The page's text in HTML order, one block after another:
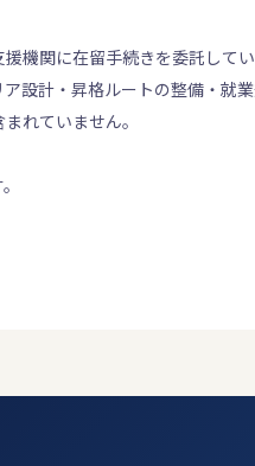
機関に在留手続きを委託して
設計・昇格ルートの整備・就
れていません。